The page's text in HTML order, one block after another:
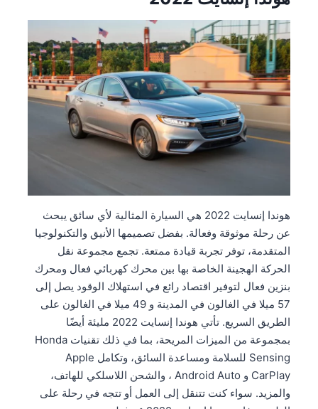
هوندا إنسايت 2022 هي السيارة المثالية لأي سائق يبحث
عن رحلة موثوقة وفعالة. بفضل تصميمها الأنيق والتكنولوجيا
المتقدمة، توفر تجربة قيادة ممتعة. تجمع مجموعة نقل
الحركة الهجينة الخاصة بها بين محرك كهربائي فعال ومحرك
بنزين فعال لتوفير اقتصاد رائع في استهلاك الوقود يصل إلى
57 ميلا في الغالون في المدينة و 49 ميلا في الغالون على
الطريق السريع. تأتي هوندا إنسايت 2022 مليئة أيضًا
بمجموعة من الميزات المريحة، بما في ذلك تقنيات Honda
Sensing للسلامة ومساعدة السائق، وتكامل Apple
CarPlay و Android Auto ، والشحن اللاسلكي للهاتف،
والمزيد. سواء كنت تتنقل إلى العمل أو تتجه في رحلة على